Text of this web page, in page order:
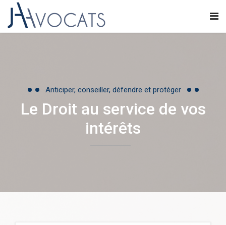
Anticiper, conseiller, défendre et protéger
Le Droit au service de vos
intérêts